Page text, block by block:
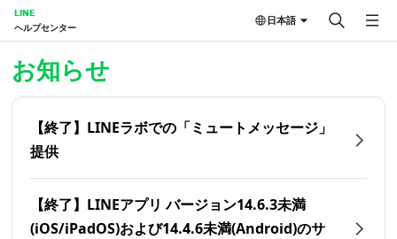
LINE
ヘルプセンター
日本語
お知らせ
【終了】LINEラボでの「ミュートメッセージ」
提供
【終了】LINEアプリ バージョン14.6.3未満
(iOS/iPadOS)および14.4.6未満(Android)のサ